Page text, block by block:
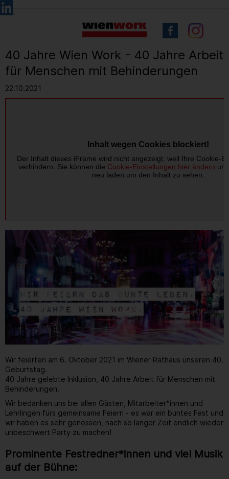
Barrierefreie
Bedienung
Sprachauswahl
40 Jahre Wien Work - 40 Jahre Arbeit
für Menschen mit Behinderungen
22.10.2021
Wir feierten am 6. Oktober 2021 im Wiener Rathaus unseren 40.
Geburtstag.
40 Jahre gelebte Inklusion, 40 Jahre Arbeit für Menschen mit
Behinderungen.
Wir bedanken uns bei allen Gästen, Mitarbeiter*innen und
Lehrlingen fürs gemeinsame Feiern - es war ein buntes Fest und
wir haben es sehr genossen, nach so langer Zeit endlich wieder
unbeschwert Party zu machen!
Prominente Festredner*innen und viel Musik
auf der Bühne: